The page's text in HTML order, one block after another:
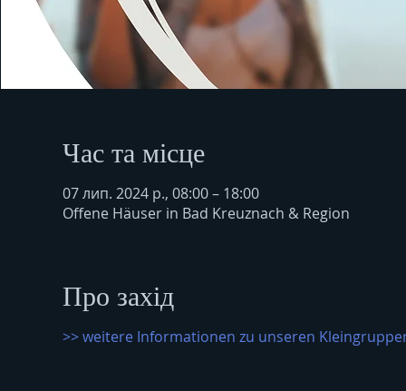
Час та місце
07 лип. 2024 р., 08:00 – 18:00
Offene Häuser in Bad Kreuznach & Region
Про захід
>> weitere Informationen zu unseren